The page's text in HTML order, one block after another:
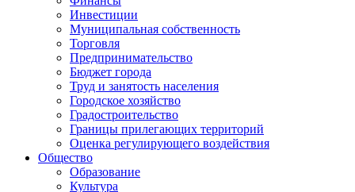
Инвестиции
Муниципальная собственность
Торговля
Предпринимательство
Бюджет города
Труд и занятость населения
Городское хозяйство
Градостроительство
Границы прилегающих территорий
Оценка регулирующего воздействия
Общество
Образование
Культура